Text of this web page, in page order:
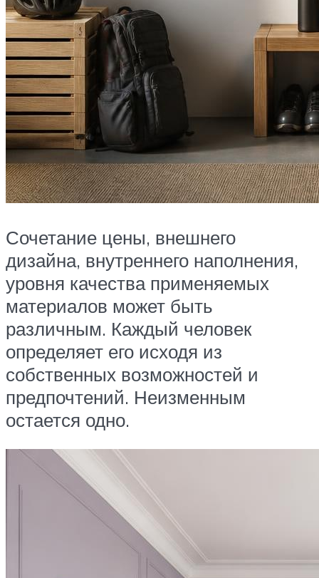
Сочетание цены, внешнего
дизайна, внутреннего наполнения,
уровня качества применяемых
материалов может быть
различным. Каждый человек
определяет его исходя из
собственных возможностей и
предпочтений. Неизменным
остается одно.